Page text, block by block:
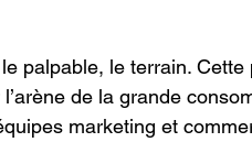
palpable, le terrain.
de la grande
marketing et